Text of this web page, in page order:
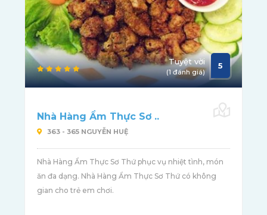
Tuyệt vời
(1 đánh giá)
5
Nhà Hàng Ẩm Thực Sơ ..
363 - 365 NGUYỄN HUỆ
Nhà Hàng Ẩm Thực Sơ Thứ phục vụ nhiệt tình, món
ăn đa dạng. Nhà Hàng Ẩm Thực Sơ Thứ có không
gian cho trẻ em chơi.